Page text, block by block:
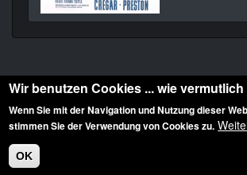
Diese Website ist urheberrechtlich geschützt: © 2010-2026
Rechte vorbehalten.
Wir benutzen Cookies ... wie vermutlich
Wenn Sie mit der Navigation und Nutzung dieser
stimmen Sie der Verwendung von Cookies zu.
OK